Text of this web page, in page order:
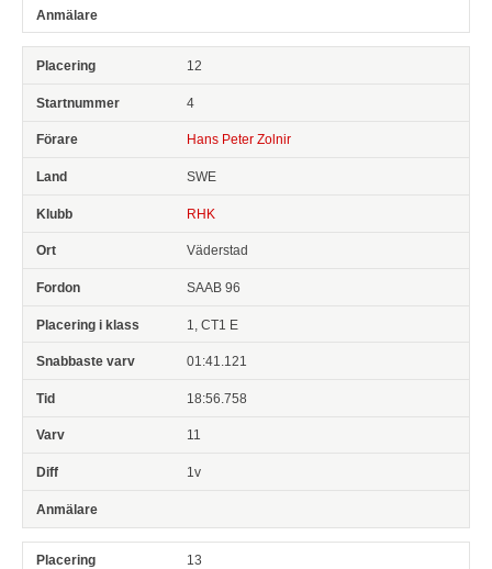
12
4
Hans Peter Zolnir
SWE
RHK
Väderstad
SAAB 96
1, CT1 E
01:41.121
18:56.758
11
1v
13